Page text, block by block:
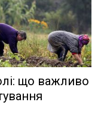
що важливо